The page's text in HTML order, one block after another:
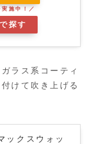
探す
ラス系コーティ
けて吹き上げる
ックスウォッ